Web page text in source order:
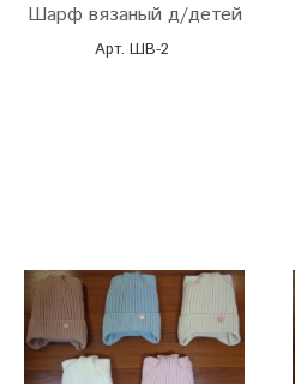
Шарф вязаный д/детей
Арт. ШВ-2